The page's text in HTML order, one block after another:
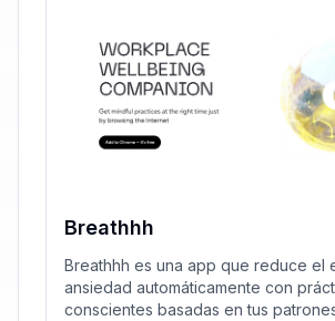
Breathhh
Breathhh es una app que reduce el
ansiedad automáticamente con
conscientes basadas en tus